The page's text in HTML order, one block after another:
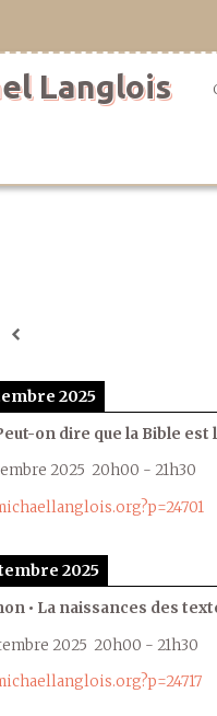
Langlois
2025
on dire que la Bible est
2025 20h00 - 21h30
2025
• La naissances des
2025 20h00 - 21h30